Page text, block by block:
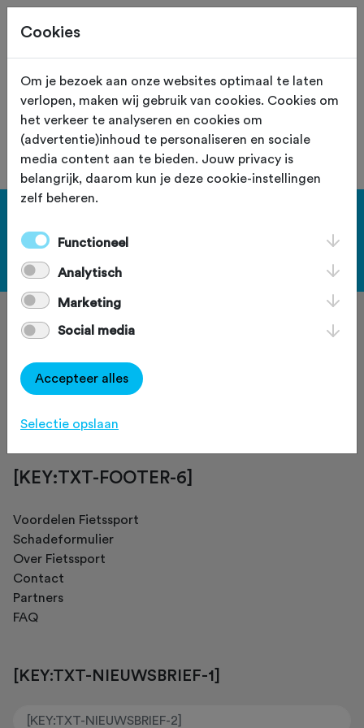
Site staat in teststand
XS
De vereniging met nummer "104037"
is niet gevonden.
[KEY:TXT-FOOTER-3]
[KEY:TXT-FOOTER-4]
[KEY:TXT-FOOTER-6]
Voordelen Fietssport
Schadeformulier
Over Fietssport
Contact
Partners
FAQ
[KEY:TXT-NIEUWSBRIEF-1]
Cookies
Om je bezoek aan onze websites optimaal te laten
verlopen, maken wij gebruik van cookies. Cookies om
het verkeer te analyseren en cookies om
(advertentie)inhoud te personaliseren en sociale
media content aan te bieden. Jouw privacy is
belangrijk, daarom kun je deze cookie-instellingen
zelf beheren.
Functioneel
Analytisch
Marketing
Social media
Accepteer alles
Selectie opslaan